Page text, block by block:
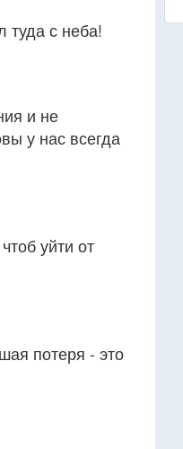
туда с неба!
и не
у нас всегда
уйти от
потеря - это